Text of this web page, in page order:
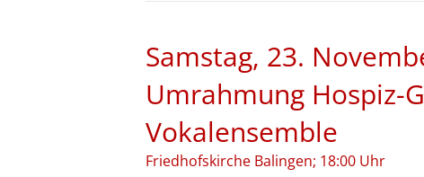
Samstag, 23.
Umrahmung Hospiz-
Vokalensemble
Friedhofskirche Balingen; 18:00 Uhr